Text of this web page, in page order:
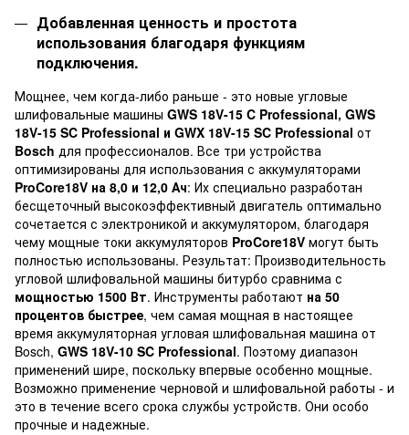
Добавленная ценность и простота
использования благодаря функциям
подключения.
Мощнее, чем когда-либо раньше - это новые угловые
шлифовальные машины GWS 18V-15 C Professional, GWS
18V-15 SC Professional и GWX 18V-15 SC Professional от
Bosch для профессионалов. Все три устройства
оптимизированы для использования с аккумуляторами
ProCore18V на 8,0 и 12,0 Ач: Их специально разработан
бесщеточный высокоэффективный двигатель оптимально
сочетается с электроникой и аккумулятором, благодаря
чему мощные токи аккумуляторов ProCore18V могут быть
полностью использованы. Результат: Производительность
угловой шлифовальной машины битурбо сравнима с
мощностью 1500 Вт. Инструменты работают на 50
процентов быстрее, чем самая мощная в настоящее
время аккумуляторная угловая шлифовальная машина от
Bosch, GWS 18V-10 SC Professional. Поэтому диапазон
применений шире, поскольку впервые особенно мощные.
Возможно применение черновой и шлифовальной работы - и
это в течение всего срока службы устройств. Они особо
прочные и надежные.